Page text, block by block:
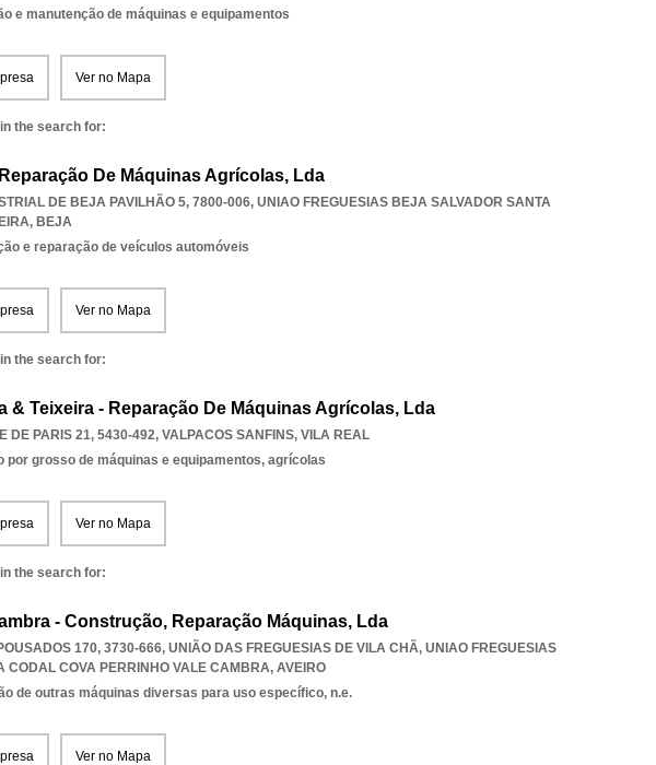
e manutenção de máquinas e equipamentos
Ver no Mapa
the search for:
De Máquinas Agrícolas, Lda
DE BEJA PAVILHÃO 5, 7800-006, UNIAO FREGUESIAS BEJA SALVADOR SANTA
, BEJA
e reparação de veículos automóveis
Ver no Mapa
the search for:
& Teixeira - Reparação De Máquinas Agrícolas, Lda
DE PARIS 21, 5430-492, VALPACOS SANFINS, VILA REAL
por grosso de máquinas e equipamentos, agrícolas
Ver no Mapa
the search for:
- Construção, Reparação Máquinas, Lda
170, 3730-666, UNIÃO DAS FREGUESIAS DE VILA CHÃ, UNIAO FREGUESIAS
CODAL COVA PERRINHO VALE CAMBRA, AVEIRO
de outras máquinas diversas para uso específico, n.e.
Ver no Mapa